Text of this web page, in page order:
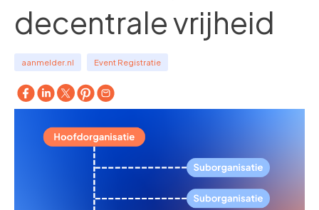
decentrale vrijheid
aanmelder.nl Event Registratie